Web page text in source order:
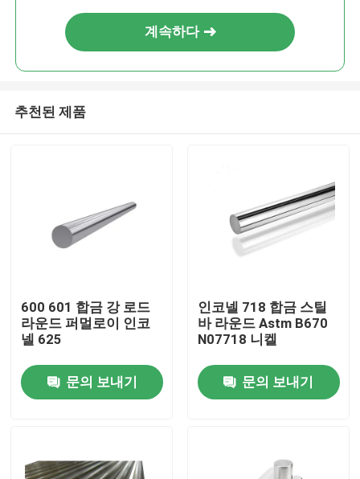
집
계속하다
추천된 제품
600 601 합금 강 로드
라운드 퍼멀로이 인코
넬 625
문의 보내기
인코넬 718 합금 스틸
바 라운드 Astm B670
N07718 니켈
문의 보내기